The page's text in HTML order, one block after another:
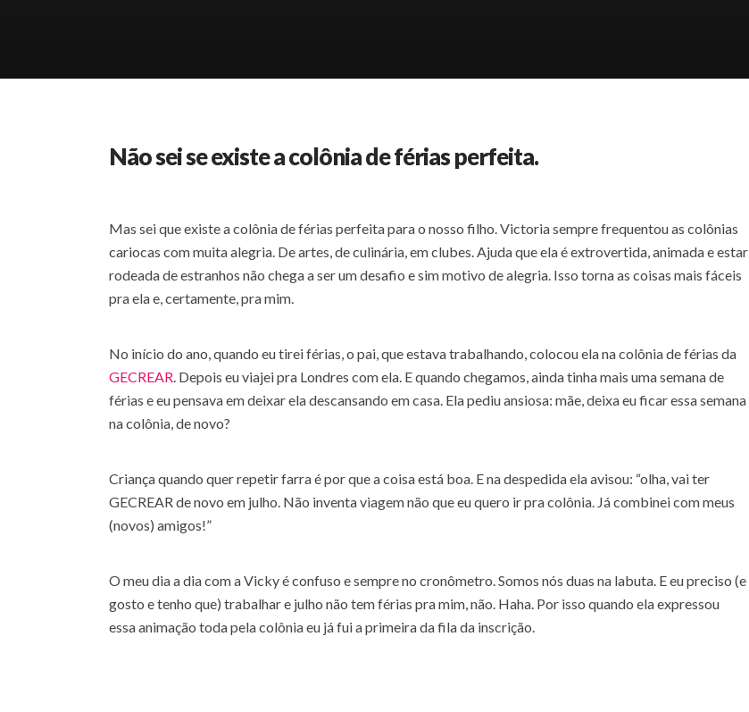
Não sei se existe a colônia de férias perfeita.
Mas sei que existe a colônia de férias perfeita para o nosso filho. Victoria sempre frequentou as colônias
cariocas com muita alegria. De artes, de culinária, em clubes. Ajuda que ela é extrovertida, animada e estar
rodeada de estranhos não chega a ser um desafio e sim motivo de alegria. Isso torna as coisas mais fáceis
pra ela e, certamente, pra mim.
No início do ano, quando eu tirei férias, o pai, que estava trabalhando, colocou ela na colônia de férias da
GECREAR. Depois eu viajei pra Londres com ela. E quando chegamos, ainda tinha mais uma semana de
férias e eu pensava em deixar ela descansando em casa. Ela pediu ansiosa: mãe, deixa eu ficar essa semana
na colônia, de novo?
Criança quando quer repetir farra é por que a coisa está boa. E na despedida ela avisou: “olha, vai ter
GECREAR de novo em julho. Não inventa viagem não que eu quero ir pra colônia. Já combinei com meus
(novos) amigos!”
O meu dia a dia com a Vicky é confuso e sempre no cronômetro. Somos nós duas na labuta. E eu preciso (e
gosto e tenho que) trabalhar e julho não tem férias pra mim, não. Haha. Por isso quando ela expressou
essa animação toda pela colônia eu já fui a primeira da fila da inscrição.